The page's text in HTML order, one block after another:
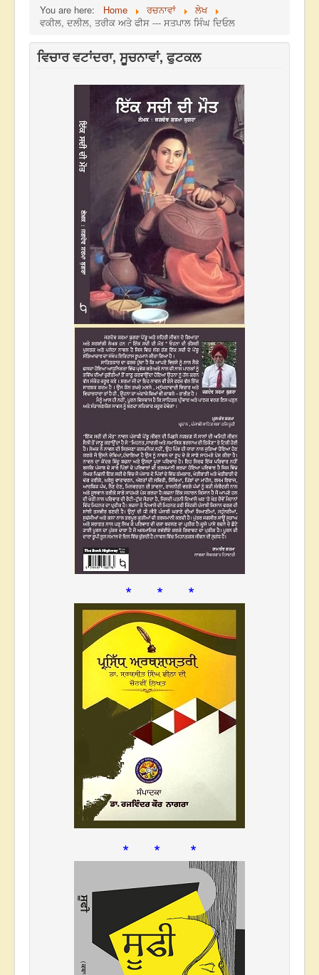
You are here: Home ਰਚਨਾਵਾਂ
ਲੇਖ
ਵਕੀਲ, ਦਲੀਲ, ਤਰੀਕ ਅਤੇ ਫੀਸ --- ਸਤਪਾਲ ਸਿੰਘ ਦਿਓਲ
ਵਿਚਾਰ ਵਟਾਂਦਰਾ, ਸੂਚਨਾਵਾਂ, ਫੁਟਕਲ
* * *
* * *